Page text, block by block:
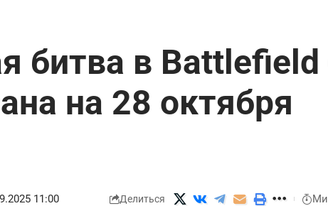
битва в Battlefield
на 28 октября
11:00 Делиться